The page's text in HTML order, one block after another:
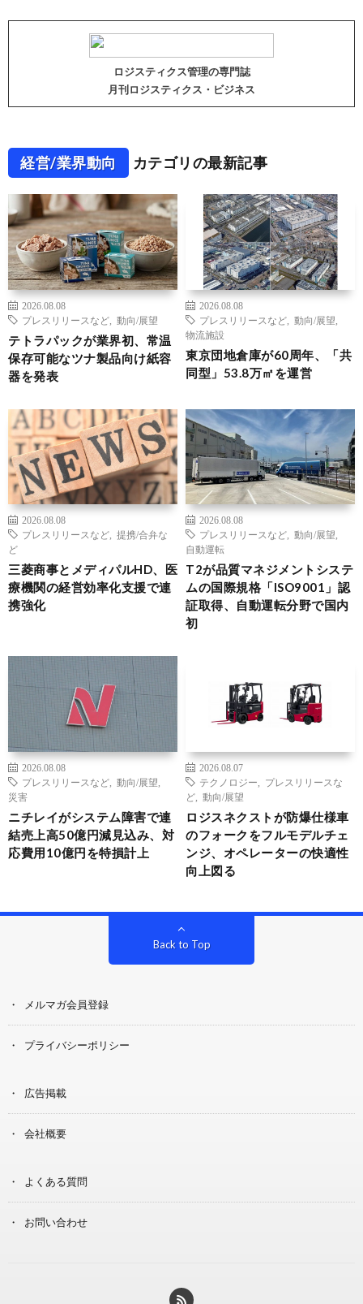
ロジスティクス管理の専門誌
月刊ロジスティクス・ビジネス
経営/業界動向 カテゴリの最新記事
2026.08.08
プレスリリースなど
動向/展望
テトラパックが業界初、常温
保存可能なツナ製品向け紙容
器を発表
2026.08.08
プレスリリースなど
動向/展望
物流施設
東京団地倉庫が60周年、「共
同型」53.8万㎡を運営
2026.08.08
プレスリリースなど
提携/合弁な
ど
三菱商事とメディパルHD、医
療機関の経営効率化支援で連
携強化
2026.08.08
プレスリリースなど
動向/展望
自動運転
T2が品質マネジメントシステ
ムの国際規格「ISO9001」認
証取得、自動運転分野で国内
初
2026.08.08
プレスリリースなど
動向/展望
災害
ニチレイがシステム障害で連
結売上高50億円減見込み、対
応費用10億円を特損計上
2026.08.07
テクノロジー
プレスリリースな
ど
動向/展望
ロジスネクストが防爆仕様車
のフォークをフルモデルチェ
ンジ、オペレーターの快適性
向上図る
Back to Top
メルマガ会員登録
プライバシーポリシー
広告掲載
会社概要
よくある質問
お問い合わせ